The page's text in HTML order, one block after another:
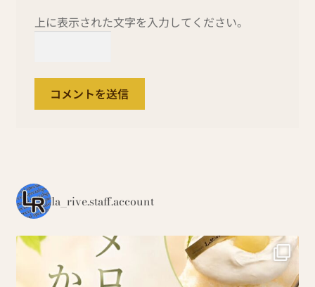
上に表示された文字を入力してください。
la_rive.staff.account